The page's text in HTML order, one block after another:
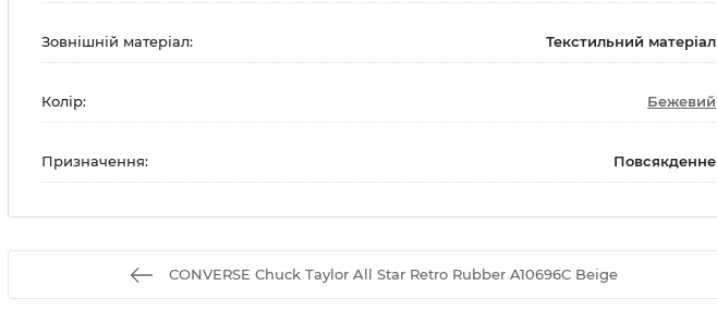
Зовнішній матеріал: Текстильний матеріал
Колір: Бежевий
Призначення: Повсякденне
CONVERSE Chuck Taylor All Star Retro Rubber A10696C Beige